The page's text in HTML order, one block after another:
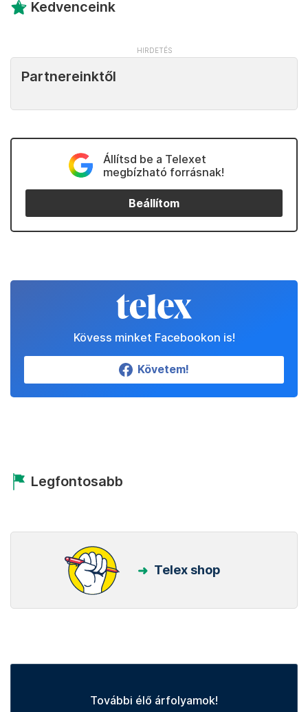
Kedvenceink
Partnereinktől
Állítsd be a Telexet
megbízható forrásnak!
Beállítom
Kövess minket Facebookon is!
Követem!
Legfontosabb
Telex shop
További élő árfolyamok!